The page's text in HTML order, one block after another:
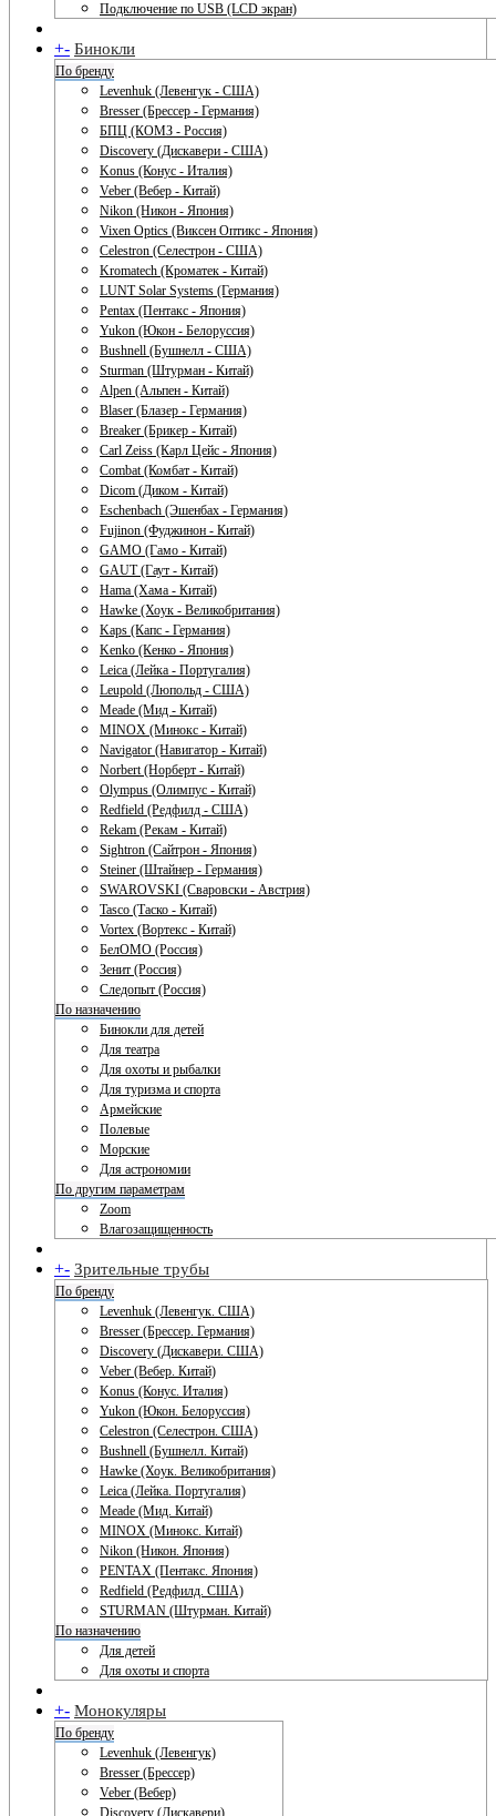
Подключение по USB (LCD экран)
+- Бинокли
По бренду
Levenhuk (Левенгук - США)
Bresser (Брессер - Германия)
БПЦ (КОМЗ - Россия)
Discovery (Дискавери - США)
Konus (Конус - Италия)
Veber (Вебер - Китай)
Nikon (Никон - Япония)
Vixen Optics (Виксен Оптикс - Япония)
Celestron (Селестрон - США)
Kromatech (Кроматек - Китай)
LUNT Solar Systems (Германия)
Pentax (Пентакс - Япония)
Yukon (Юкон - Белоруссия)
Bushnell (Бушнелл - США)
Sturman (Штурман - Китай)
Alpen (Альпен - Китай)
Blaser (Блазер - Германия)
Breaker (Брикер - Китай)
Carl Zeiss (Карл Цейс - Япония)
Combat (Комбат - Китай)
Dicom (Диком - Китай)
Eschenbach (Эшенбах - Германия)
Fujinon (Фуджинон - Китай)
GAMO (Гамо - Китай)
GAUT (Гаут - Китай)
Hama (Хама - Китай)
Hawke (Хоук - Великобритания)
Kaps (Капс - Германия)
Kenko (Кенко - Япония)
Leica (Лейка - Португалия)
Leupold (Люпольд - США)
Meade (Мид - Китай)
MINOX (Минокс - Китай)
Navigator (Навигатор - Китай)
Norbert (Норберт - Китай)
Olympus (Олимпус - Китай)
Redfield (Редфилд - США)
Rekam (Рекам - Китай)
Sightron (Сайтрон - Япония)
Steiner (Штайнер - Германия)
SWAROVSKI (Сваровски - Австрия)
Tasco (Таско - Китай)
Vortex (Вортекс - Китай)
БелОМО (Россия)
Зенит (Россия)
Следопыт (Россия)
По назначению
Бинокли для детей
Для театра
Для охоты и рыбалки
Для туризма и спорта
Армейские
Полевые
Морские
Для астрономии
По другим параметрам
Zoom
Влагозащищенность
+- Зрительные трубы
По бренду
Levenhuk (Левенгук. США)
Bresser (Брессер. Германия)
Discovery (Дискавери. США)
Veber (Вебер. Китай)
Konus (Конус. Италия)
Yukon (Юкон. Белоруссия)
Celestron (Селестрон. США)
Bushnell (Бушнелл. Китай)
Hawke (Хоук. Великобритания)
Leica (Лейка. Португалия)
Meade (Мид. Китай)
MINOX (Минокс. Китай)
Nikon (Никон. Япония)
PENTAX (Пентакс. Япония)
Redfield (Редфилд. США)
STURMAN (Штурман. Китай)
По назначению
Для детей
Для охоты и спорта
+- Монокуляры
По бренду
Levenhuk (Левенгук)
Bresser (Брессер)
Veber (Вебер)
Discovery (Дискавери)